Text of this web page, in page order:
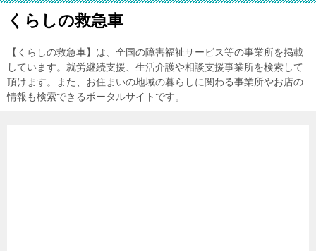
くらしの救急車
【くらしの救急車】は、全国の障害福祉サービス等の事業所を掲載
しています。就労継続支援、生活介護や相談支援事業所を検索して
頂けます。また、お住まいの地域の暮らしに関わる事業所やお店の
情報も検索できるポータルサイトです。